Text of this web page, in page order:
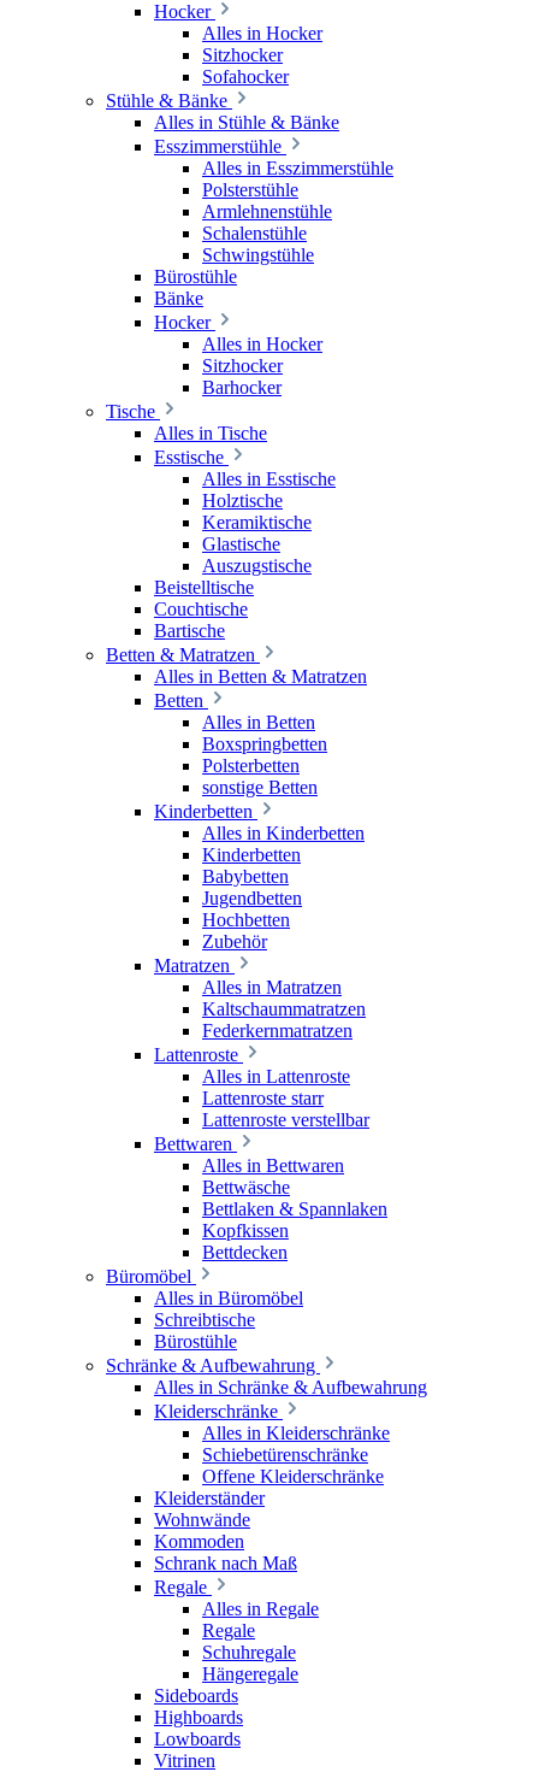
Hocker
Alles in Hocker
Sitzhocker
Sofahocker
Stühle & Bänke
Alles in Stühle & Bänke
Esszimmerstühle
Alles in Esszimmerstühle
Polsterstühle
Armlehnenstühle
Schalenstühle
Schwingstühle
Bürostühle
Bänke
Hocker
Alles in Hocker
Sitzhocker
Barhocker
Tische
Alles in Tische
Esstische
Alles in Esstische
Holztische
Keramiktische
Glastische
Auszugstische
Beistelltische
Couchtische
Bartische
Betten & Matratzen
Alles in Betten & Matratzen
Betten
Alles in Betten
Boxspringbetten
Polsterbetten
sonstige Betten
Kinderbetten
Alles in Kinderbetten
Kinderbetten
Babybetten
Jugendbetten
Hochbetten
Zubehör
Matratzen
Alles in Matratzen
Kaltschaummatratzen
Federkernmatratzen
Lattenroste
Alles in Lattenroste
Lattenroste starr
Lattenroste verstellbar
Bettwaren
Alles in Bettwaren
Bettwäsche
Bettlaken & Spannlaken
Kopfkissen
Bettdecken
Büromöbel
Alles in Büromöbel
Schreibtische
Bürostühle
Schränke & Aufbewahrung
Alles in Schränke & Aufbewahrung
Kleiderschränke
Alles in Kleiderschränke
Schiebetürenschränke
Offene Kleiderschränke
Kleiderständer
Wohnwände
Kommoden
Schrank nach Maß
Regale
Alles in Regale
Regale
Schuhregale
Hängeregale
Sideboards
Highboards
Lowboards
Vitrinen